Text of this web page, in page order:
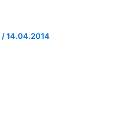
/14.04.2014